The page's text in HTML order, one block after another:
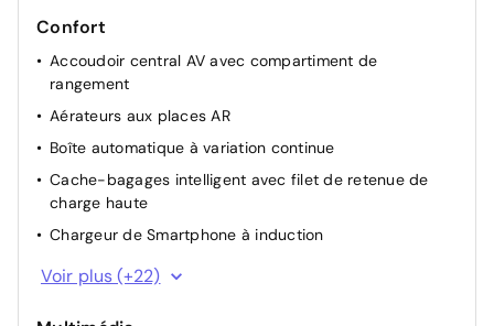
Confort
Accoudoir central AV avec compartiment de
rangement
Aérateurs aux places AR
Boîte automatique à variation continue
Cache-bagages intelligent avec filet de retenue de
charge haute
Chargeur de Smartphone à induction
Ciel de toit noir
Voir plus (+22)